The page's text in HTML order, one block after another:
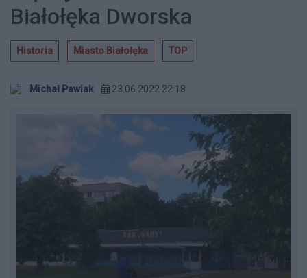
Białołęka Dworska
Historia Miasto Białołęka TOP
Michał Pawlak 23.06.2022 22:18